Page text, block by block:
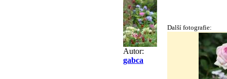
Autor:
gabca
Další fotografie: